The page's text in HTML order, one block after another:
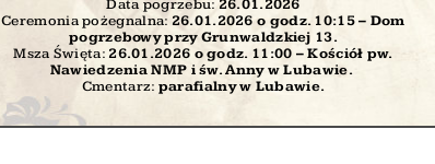
Data pogrzebu: 26.01.2026
Ceremonia pożegnalna: 26.01.2026 o godz. 10:15 – Dom
pogrzebowy przy Grunwaldzkiej 13.
Msza Święta: 26.01.2026 o godz. 11:00 – Kościół pw.
Nawiedzenia NMP i św. Anny w Lubawie.
Cmentarz: parafialny w Lubawie.